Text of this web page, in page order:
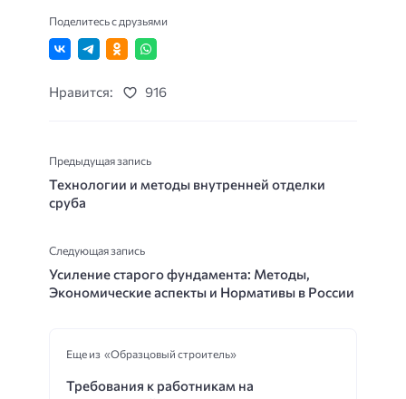
Поделитесь с друзьями
Нравится: 916
Предыдущая запись
Технологии и методы внутренней отделки
сруба
Следующая запись
Усиление старого фундамента: Методы,
Экономические аспекты и Нормативы в России
Еще из «Образцовый строитель»
Требования к работникам на